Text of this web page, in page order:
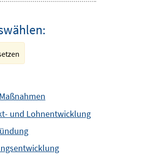
und Lohnentwicklung